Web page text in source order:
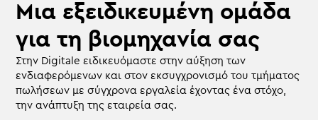
Μια εξειδικευμένη ομάδα
για τη βιομηχανία σας
Στην Digitale ειδικευόμαστε στην αύξηση των
ενδιαφερόμενων και στον εκσυγχρονισμό του τμήματος
πωλήσεων με σύγχρονα εργαλεία έχοντας ένα στόχο,
την ανάπτυξη της εταιρεία σας.